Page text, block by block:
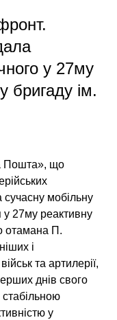
у 27му
бригаду ім.
Пошта», що
сучасну мобільну
у 27му реактивну
отамана П.
і
та артилерії,
днів свого
стабільною
у